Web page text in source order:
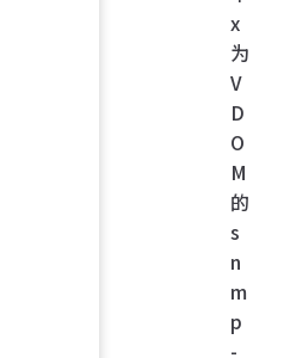
x
为
V
D
O
M
的
s
n
m
p
-